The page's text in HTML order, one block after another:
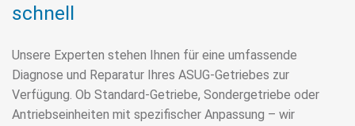
schnell
Unsere Experten stehen Ihnen für eine umfassende
Diagnose und Reparatur Ihres ASUG-Getriebes zur
Verfügung. Ob Standard-Getriebe, Sondergetriebe oder
Antriebseinheiten mit spezifischer Anpassung – wir